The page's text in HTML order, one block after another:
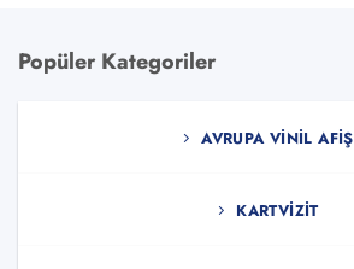
varyasyonu
ürün
sayfasından
Popüler Kategoriler
AVRUPA VINIL AFIŞ
KARTVIZIT